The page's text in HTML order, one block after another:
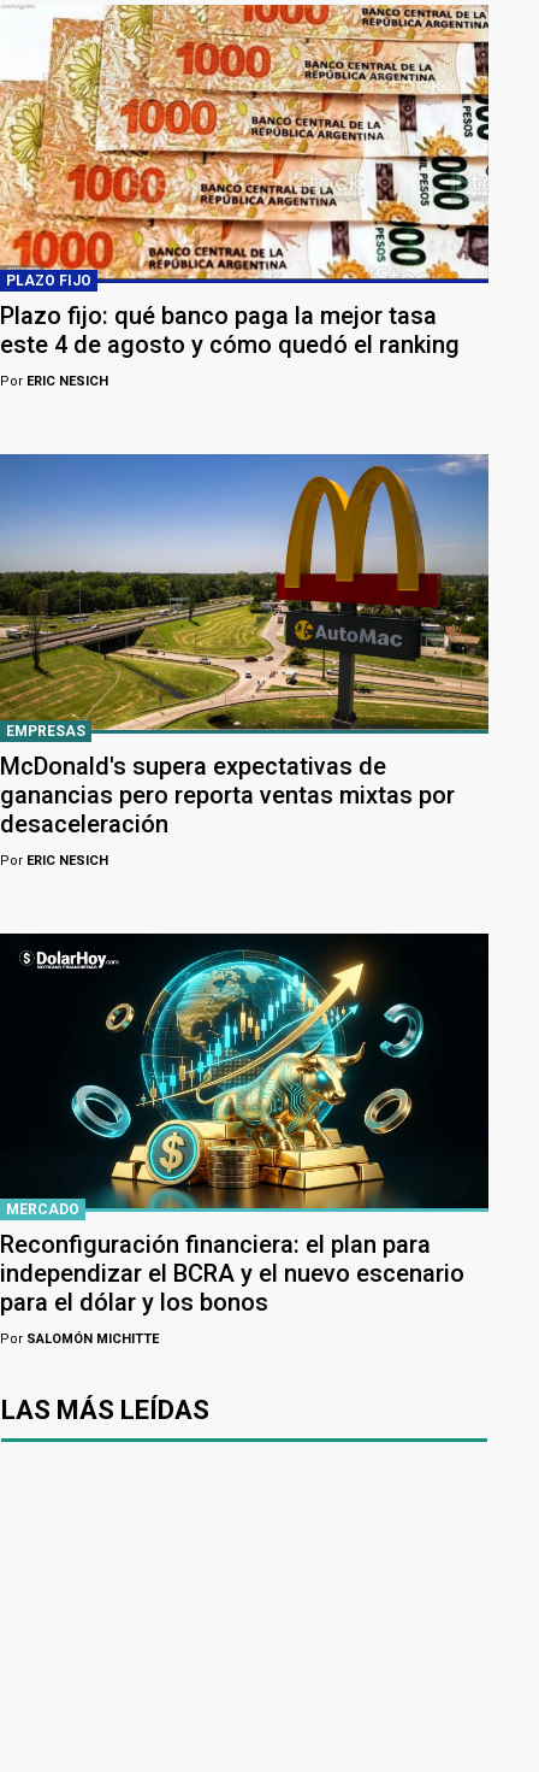
PLAZO FIJO
Plazo fijo: qué banco paga la mejor tasa
este 4 de agosto y cómo quedó el ranking
Por ERIC NESICH
EMPRESAS
McDonald's supera expectativas de
ganancias pero reporta ventas mixtas por
desaceleración
Por ERIC NESICH
MERCADO
Reconfiguración financiera: el plan para
independizar el BCRA y el nuevo escenario
para el dólar y los bonos
Por SALOMÓN MICHITTE
LAS MÁS LEÍDAS